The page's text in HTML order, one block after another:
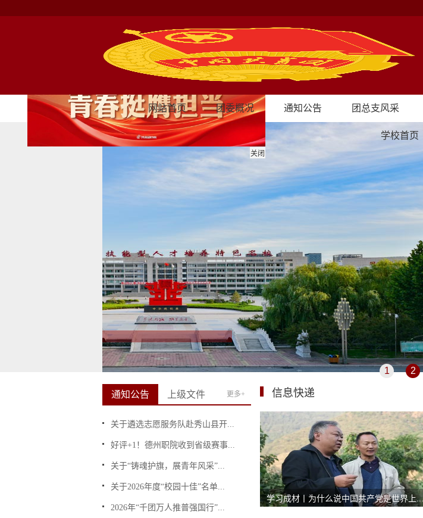
网站首页 团委概况 通知公告 团总支风采
学校首页
1 2
更多+
通知公告 上级文件
关于遴选志愿服务队赴秀山县开...
好评+1！德州职院收到省级赛事...
关于“铸魂护旗，展青年风采”...
关于2026年度“校园十佳”名单...
2026年“千团万人推普强国行”...
信息快递
学习成材丨为什么说中国共产党是世界上...
关闭